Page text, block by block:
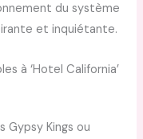
du système
et inquiétante.
à ‘Hotel California’
Gypsy Kings ou